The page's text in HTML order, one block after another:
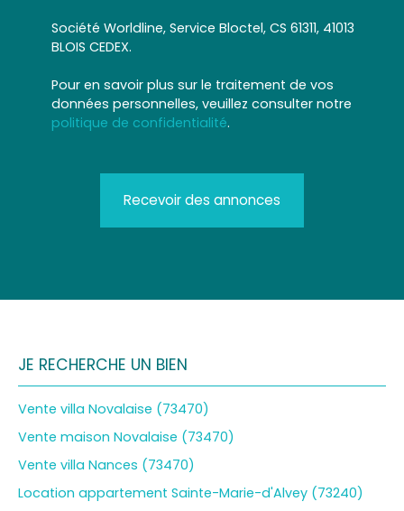
Société Worldline, Service Bloctel, CS 61311, 41013
BLOIS CEDEX.
Pour en savoir plus sur le traitement de vos
données personnelles, veuillez consulter notre
politique de confidentialité.
Recevoir des annonces
JE RECHERCHE UN BIEN
Vente villa Novalaise (73470)
Vente maison Novalaise (73470)
Vente villa Nances (73470)
Location appartement Sainte-Marie-d'Alvey (73240)